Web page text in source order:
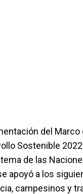
del Marco
Sostenible
de las
apoyó a los
campesinos y